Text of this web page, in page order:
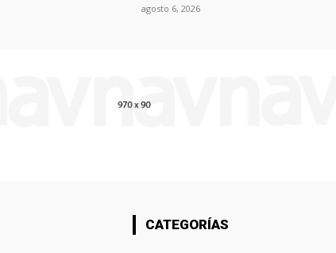
agosto 6, 2026
CATEGORÍAS